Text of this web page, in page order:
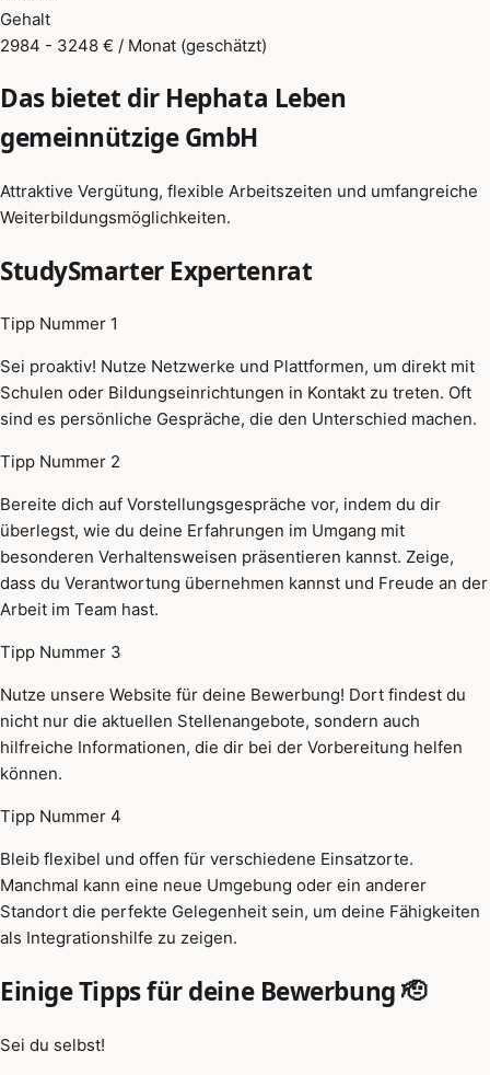
Gehalt
2984 - 3248 € / Monat (geschätzt)
Das bietet dir Hephata Leben
gemeinnützige GmbH
Attraktive Vergütung, flexible Arbeitszeiten und umfangreiche
Weiterbildungsmöglichkeiten.
StudySmarter Expertenrat
Tipp Nummer 1
Sei proaktiv! Nutze Netzwerke und Plattformen, um direkt mit
Schulen oder Bildungseinrichtungen in Kontakt zu treten. Oft
sind es persönliche Gespräche, die den Unterschied machen.
Tipp Nummer 2
Bereite dich auf Vorstellungsgespräche vor, indem du dir
überlegst, wie du deine Erfahrungen im Umgang mit
besonderen Verhaltensweisen präsentieren kannst. Zeige,
dass du Verantwortung übernehmen kannst und Freude an der
Arbeit im Team hast.
Tipp Nummer 3
Nutze unsere Website für deine Bewerbung! Dort findest du
nicht nur die aktuellen Stellenangebote, sondern auch
hilfreiche Informationen, die dir bei der Vorbereitung helfen
können.
Tipp Nummer 4
Bleib flexibel und offen für verschiedene Einsatzorte.
Manchmal kann eine neue Umgebung oder ein anderer
Standort die perfekte Gelegenheit sein, um deine Fähigkeiten
als Integrationshilfe zu zeigen.
Einige Tipps für deine Bewerbung 🫡
Sei du selbst!